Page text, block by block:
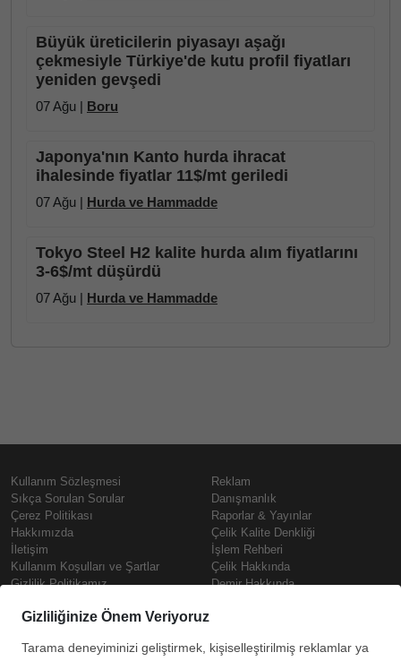
Büyük üreticilerin piyasayı aşağı
çekmesiyle Türkiye'de kutu profil fiyatları
yeniden gevşedi
07 Ağu | Boru
Japonya'nın Kanto hurda ihracat
ihalesinde fiyatlar 11$/mt geriledi
07 Ağu | Hurda ve Hammadde
Tokyo Steel H2 kalite hurda alım fiyatlarını
3-6$/mt düşürdü
07 Ağu | Hurda ve Hammadde
Kullanım Sözleşmesi
Sıkça Sorulan Sorular
Çerez Politikası
Hakkımızda
İletişim
Kullanım Koşulları ve Şartlar
Gizlilik Politikamız
Prime
Reklam
Danışmanlık
Raporlar & Yayınlar
Çelik Kalite Denkliği
İşlem Rehberi
Çelik Hakkında
Demir Hakkında